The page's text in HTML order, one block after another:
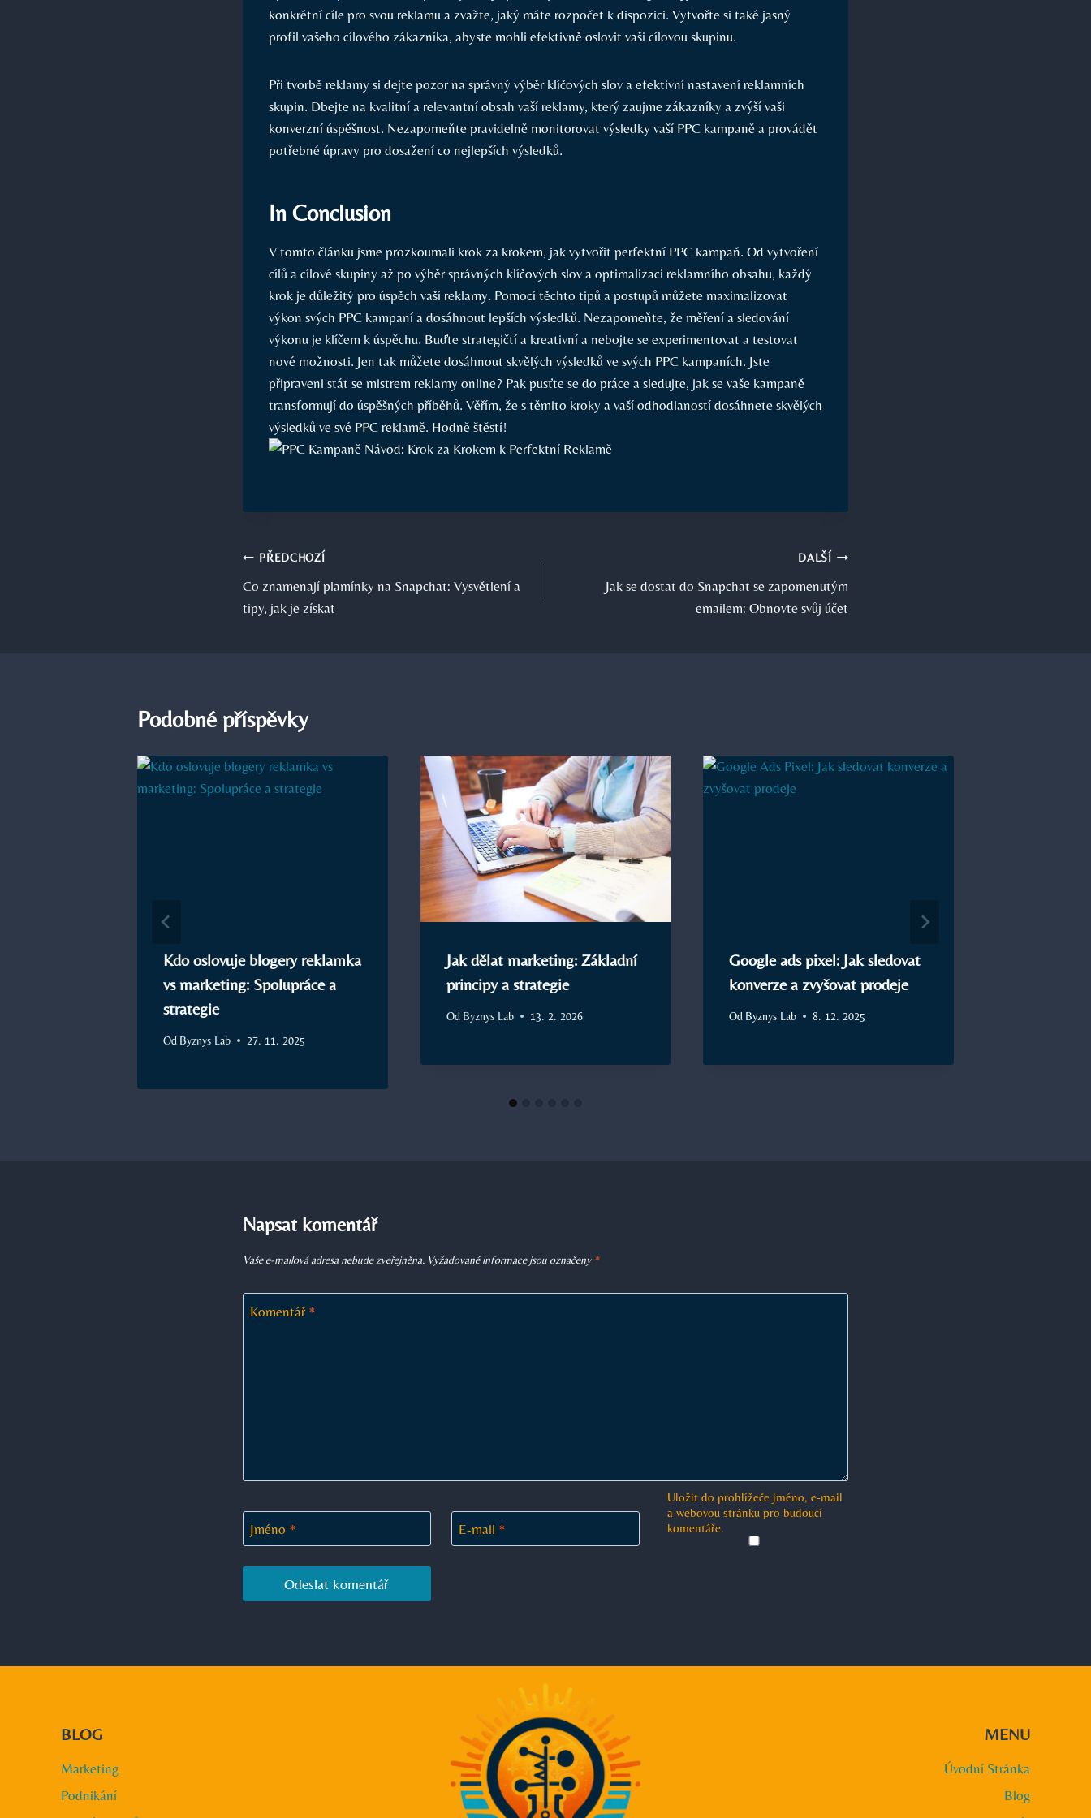
konkrétní cíle pro svou reklamu a zvažte, jaký máte rozpočet k dispozici. Vytvořte si také jasný
profil vašeho cílového zákazníka, abyste mohli efektivně oslovit vaši cílovou skupinu.
Při tvorbě reklamy si dejte pozor na správný výběr klíčových slov a efektivní nastavení reklamních
skupin. Dbejte na kvalitní a relevantní obsah vaší reklamy, který zaujme zákazníky a zvýší vaši
konverzní úspěšnost. Nezapomeňte pravidelně monitorovat výsledky vaší PPC kampaně a provádět
potřebné úpravy pro dosažení co nejlepších výsledků.
In Conclusion
V tomto článku jsme prozkoumali krok za krokem, jak vytvořit perfektní PPC kampaň. Od vytvoření
cílů a cílové skupiny až po výběr správných klíčových slov a optimalizaci reklamního obsahu, každý
krok je důležitý pro úspěch vaší reklamy. Pomocí těchto tipů a postupů můžete maximalizovat
výkon svých PPC kampaní a dosáhnout lepších výsledků. Nezapomeňte, že měření a sledování
výkonu je klíčem k úspěchu. Buďte strategičtí a kreativní a nebojte se experimentovat a testovat
nové možnosti. Jen tak můžete dosáhnout skvělých výsledků ve svých PPC kampaních. Jste
připraveni stát se mistrem reklamy online? Pak pusťte se do práce a sledujte, jak se vaše kampaně
transformují do úspěšných příběhů. Věřím, že s těmito kroky a vaší odhodlaností dosáhnete skvělých
výsledků ve své PPC reklamě. Hodně štěstí!
Navigace
pro
PŘEDCHOZÍ
Co znamenají plamínky na Snapchat: Vysvětlení a
tipy, jak je získat
DALŠÍ
Jak se dostat do Snapchat se zapomenutým
emailem: Obnovte svůj účet
Podobné příspěvky
Kdo oslovuje blogery reklamka
vs marketing: Spolupráce a
strategie
Od Byznys Lab 27. 11. 2025
Jak dělat marketing: Základní
principy a strategie
Od Byznys Lab 13. 2. 2026
Google ads pixel: Jak sledovat
konverze a zvyšovat prodeje
Od Byznys Lab 8. 12. 2025
Napsat komentář
Vaše e-mailová adresa nebude zveřejněna. Vyžadované informace jsou označeny *
Komentář *
Jméno * E-mail *
Uložit do prohlížeče jméno, e-mail
a webovou stránku pro budoucí
komentáře.
BLOG
Marketing
Podnikání
MENU
Úvodní Stránka
Blog